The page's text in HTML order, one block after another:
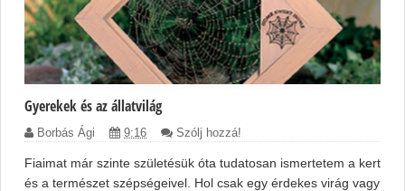
Gyerekek és az állatvilág
Borbás Ági 9:16 Szólj hozzá!
Fiaimat már szinte születésük óta tudatosan ismertetem a kert
és a természet szépségeivel. Hol csak egy érdekes virág vagy